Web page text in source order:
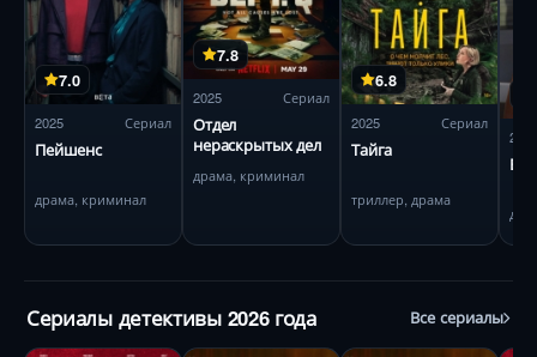
7.0
2025 Сериал
Пейшенс
драма, криминал
7.8
2025 Сериал
Отдел
нераскрытых дел
драма, криминал
6.8
2025 Сериал
Тайга
триллер, драма
2024
Сериалы детективы 2026 года Все сериалы